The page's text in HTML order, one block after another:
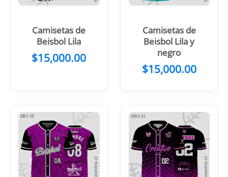
Camisetas de
Beisbol Lila
$15,000.00
Camisetas de
Beisbol Lila y
negro
$15,000.00